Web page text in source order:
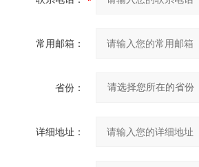
常用邮箱：
省份：
详细地址：